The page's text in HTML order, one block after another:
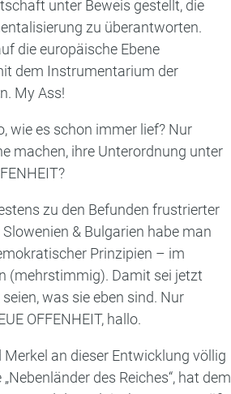
unter Beweis gestellt, die
zu überantworten.
die europäische Ebene
dem Instrumentarium der
My Ass!
wie es schon immer lief? Nur
machen, ihre Unterordnung unter
zu den Befunden frustrierter
& Bulgarien habe man
Prinzipien – im
(mehrstimmig). Damit sei jetzt
was sie eben sind. Nur
OFFENHEIT, hallo.
an dieser Entwicklung völlig
des Reiches“, hat dem